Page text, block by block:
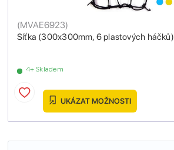
Síťka (300x300mm, 6 plastových háčků)
(MVAE6923)
4+ Skladem
UKÁZAT MOŽNOSTI